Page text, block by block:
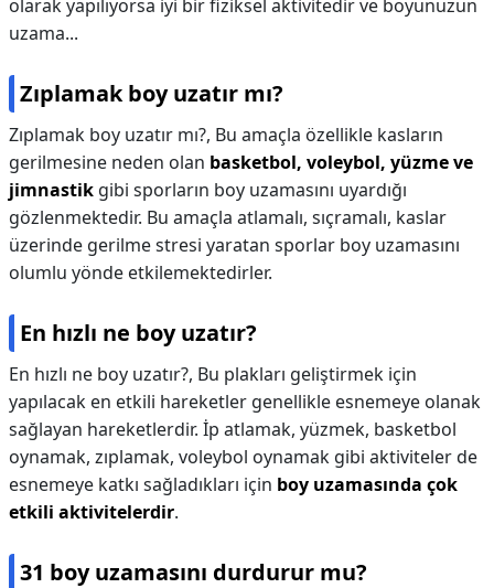
olarak yapılıyorsa iyi bir fiziksel aktivitedir ve boyunuzun
uzama...
Zıplamak boy uzatır mı?
Zıplamak boy uzatır mı?, Bu amaçla özellikle kasların
gerilmesine neden olan basketbol, voleybol, yüzme ve
jimnastik gibi sporların boy uzamasını uyardığı
gözlenmektedir. Bu amaçla atlamalı, sıçramalı, kaslar
üzerinde gerilme stresi yaratan sporlar boy uzamasını
olumlu yönde etkilemektedirler.
En hızlı ne boy uzatır?
En hızlı ne boy uzatır?, Bu plakları geliştirmek için
yapılacak en etkili hareketler genellikle esnemeye olanak
sağlayan hareketlerdir. İp atlamak, yüzmek, basketbol
oynamak, zıplamak, voleybol oynamak gibi aktiviteler de
esnemeye katkı sağladıkları için boy uzamasında çok
etkili aktivitelerdir.
31 boy uzamasını durdurur mu?